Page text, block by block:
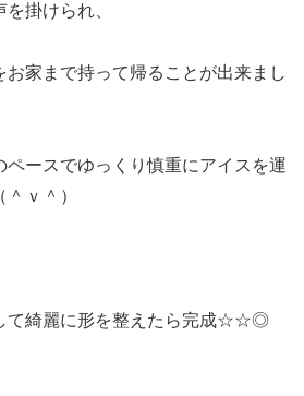
掛けられ、
家まで持って帰ることが出来まし
ペースでゆっくり慎重にアイスを運
ｖ＾）
て綺麗に形を整えたら完成☆☆◎